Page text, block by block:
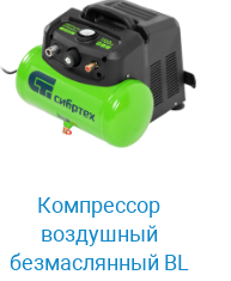
Компрессор
воздушный
безмаслянный BL